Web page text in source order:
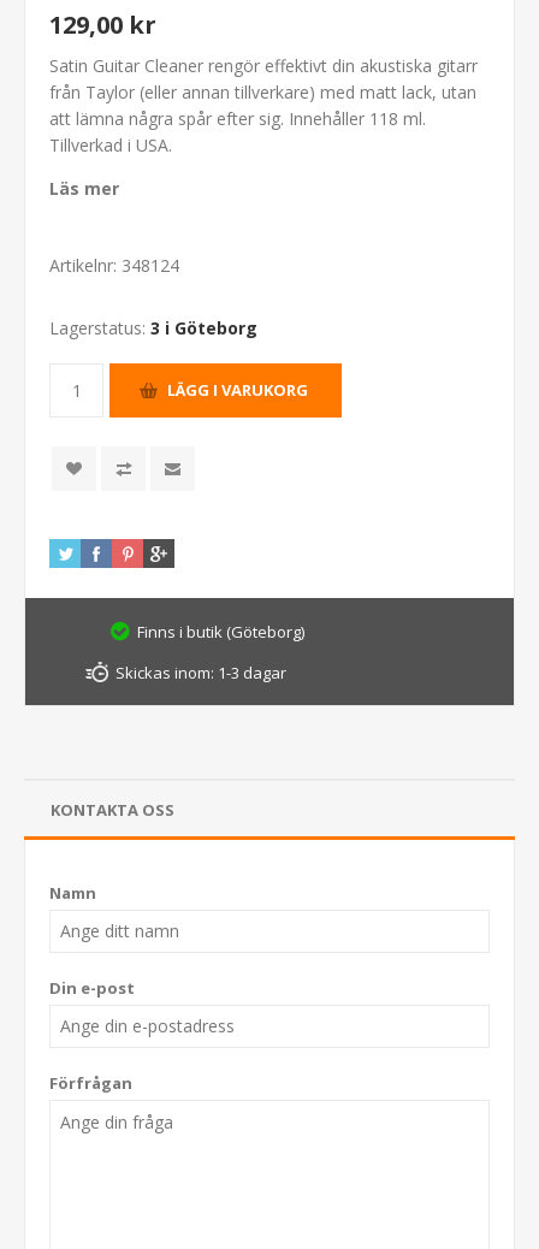
129,00 kr
Satin Guitar Cleaner rengör effektivt din akustiska gitarr
från Taylor (eller annan tillverkare) med matt lack, utan
att lämna några spår efter sig. Innehåller 118 ml.
Tillverkad i USA.
Läs mer
Artikelnr: 348124
Lagerstatus: 3 i Göteborg
Finns i butik (Göteborg)
Skickas inom: 1-3 dagar
KONTAKTA OSS
Namn
Din e-post
Förfrågan